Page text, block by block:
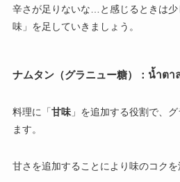
辛さが足りないな…と感じるときは
味」を足していきましょう。
ナムタン（グラニュー糖）：น้ำตา
料理に「甘味」を追加する役割で、
ます。
甘さを追加することにより味のコクを